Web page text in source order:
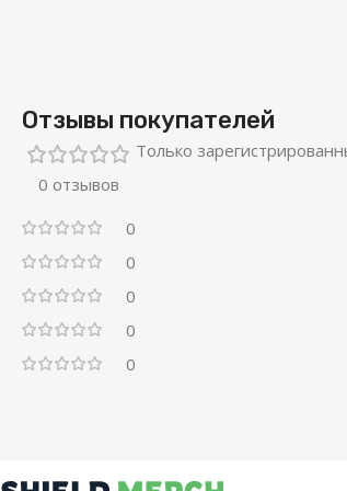
Отзывы покупателей
0 отзывов
0
0
0
0
0
Только